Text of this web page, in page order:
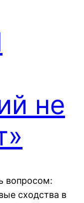
не
вопросом:
сходства в